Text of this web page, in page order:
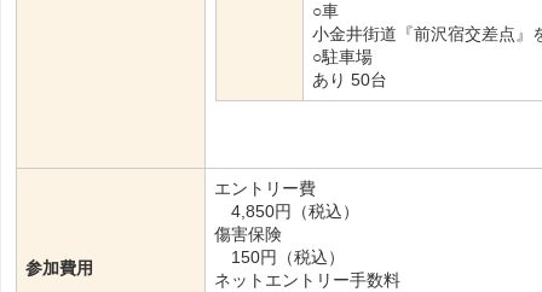
○車
小金井街道『前沢宿交差点』
○駐車場
あり 50台
参加費用
エントリー費
4,850円（税込）
傷害保険
150円（税込）
ネットエントリー手数料